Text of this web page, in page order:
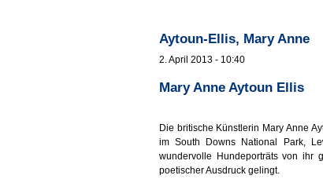
Aytoun-Ellis, Mary Anne
2. April 2013 - 10:40
Mary Anne Aytoun Ellis
Die britische Künstlerin Mary Anne
im South Downs National Park,
wundervolle Hundeporträts von ihr
poetischer Ausdruck gelingt.